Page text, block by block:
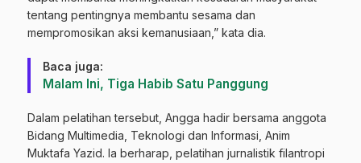
tentang pentingnya membantu sesama dan
mempromosikan aksi kemanusiaan,” kata dia.
Baca juga:
Malam Ini, Tiga Habib Satu Panggung
Dalam pelatihan tersebut, Angga hadir bersama anggota
Bidang Multimedia, Teknologi dan Informasi, Anim
Muktafa Yazid. Ia berharap, pelatihan jurnalistik filantropi